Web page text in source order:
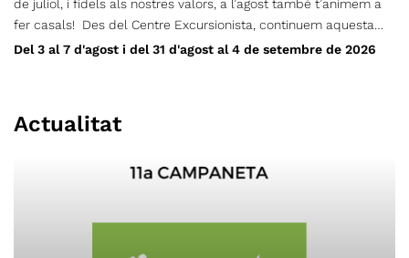
de juliol, i fidels als nostres valors, a l’agost també t’animem a
fer casals! Des del Centre Excursionista, continuem aquesta
proposta perquè donem importància a què els infants, durant
setembre funcionarà per setmanes separades, i cada infant s’hi
terme alternant els espais del CET i zones verdes de Terrassa.
Del 3 al 7 d'agost i del 31 d'agost al 4 de setembre de 2026
Actualitat